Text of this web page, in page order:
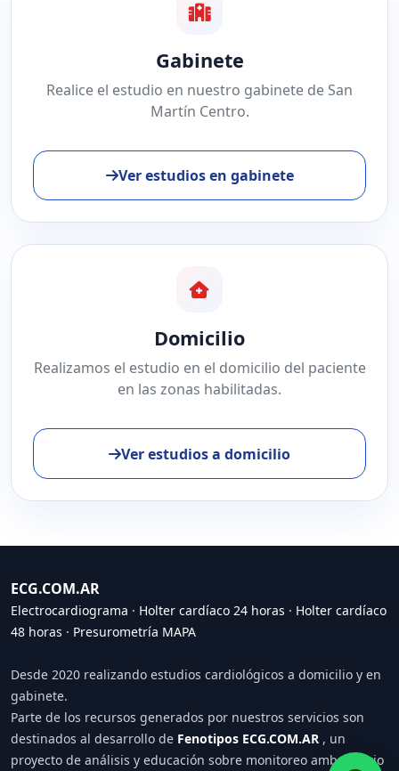
Gabinete
Realice el estudio en nuestro gabinete de San
Martín Centro.
Ver estudios en gabinete
Domicilio
Realizamos el estudio en el domicilio del paciente
en las zonas habilitadas.
Ver estudios a domicilio
ECG.COM.AR
Electrocardiograma · Holter cardíaco 24 horas · Holter cardíaco
48 horas · Presurometría MAPA
Desde 2020 realizando estudios cardiológicos a domicilio y en
gabinete.
Parte de los recursos generados por nuestros servicios son
destinados al desarrollo de Fenotipos ECG.COM.AR , un
proyecto de análisis y educación sobre monitoreo ambulatorio